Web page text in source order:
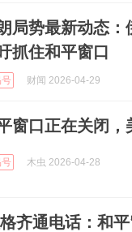
局势最新动态：
抓住和平窗口
号 财闻 2026-04-29
窗口正在关闭，
号 木虫 2026-04-28
齐通电话：和